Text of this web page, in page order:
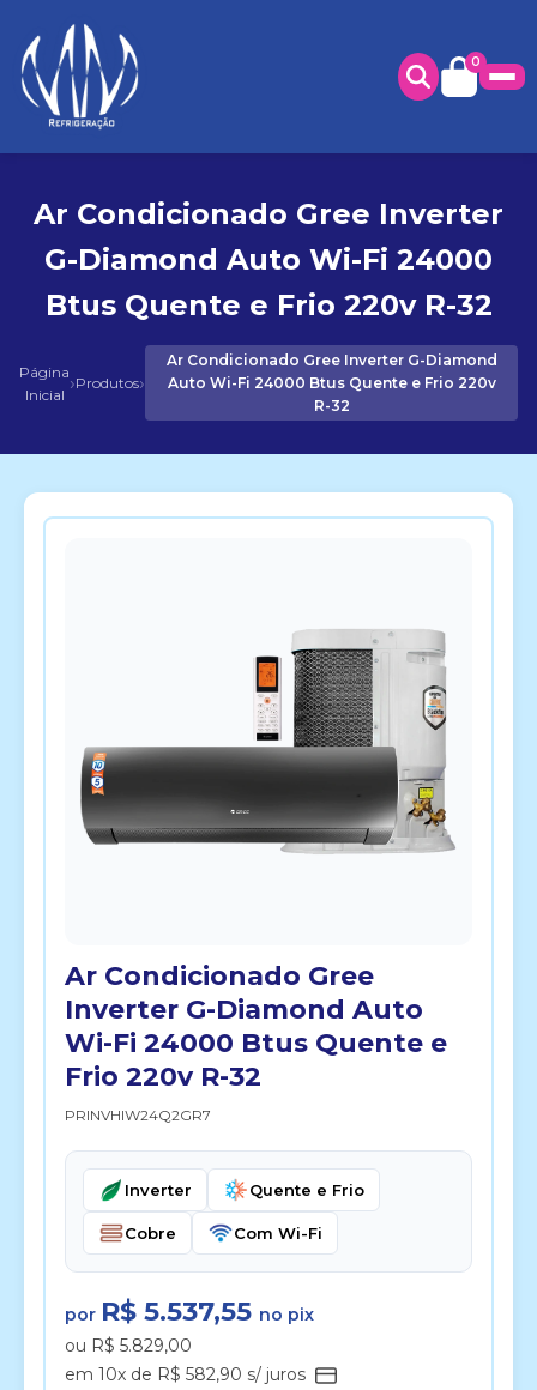
0
Ar Condicionado Gree Inverter
G-Diamond Auto Wi-Fi 24000
Btus Quente e Frio 220v R-32
Página
Inicial ›Produtos›
Ar Condicionado Gree Inverter G-Diamond
Auto Wi-Fi 24000 Btus Quente e Frio 220v
R-32
Ar Condicionado Gree
Inverter G-Diamond Auto
Wi-Fi 24000 Btus Quente e
Frio 220v R-32
PRINVHIW24Q2GR7
Inverter Quente e Frio
Cobre Com Wi-Fi
por R$ 5.537,55 no pix
ou R$ 5.829,00
em 10x de R$ 582,90 s/ juros